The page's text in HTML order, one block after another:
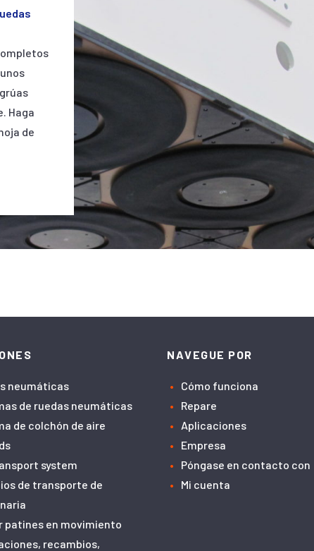
Haga
de
neumáticas
de ruedas neumáticas
de colchón de aire
system
de transporte de
patines en movimiento
recambios,
NAVEGUE POR
Cómo funciona
Repare
Aplicaciones
Empresa
Póngase en contacto con
Mi cuenta